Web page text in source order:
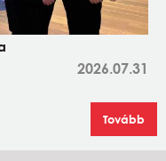
2026.07.31
Tovább